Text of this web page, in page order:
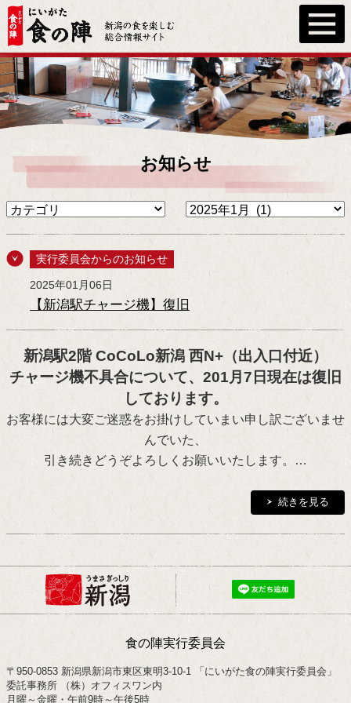
お知らせ
実行委員会からのお知らせ
2025年01月06日
【新潟駅チャージ機】復旧
新潟駅2階 CoCoLo新潟 西N+（出入口付近）
チャージ機不具合について、201月7日現在は復旧
しております。
お客様には大変ご迷惑をお掛けしていまい申し訳ございませ
んでいた、
引き続きどうぞよろしくお願いいたします。…
続きを見る
食の陣実行委員会
〒950-0853 新潟県新潟市東区東明3-10-1 「にいがた食の陣実行委員会」
委託事務所 （株）オフィスワン内
月曜～金曜・午前9時～午後5時